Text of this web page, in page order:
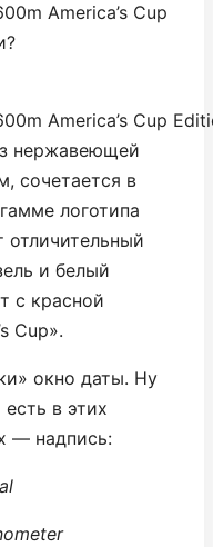
America’s Cup
America’s Cup
нержавеющей
сочетается в
логотипа
отличительный
и белый
с красной
Cup».
окно даты. Ну
в этих
— надпись: